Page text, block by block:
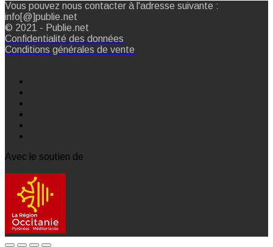
Vous pouvez nous contacter à l'adresse suivante :
info[@]publie.net
© 2021 - Publie.net
Confidentialité des données
Conditions générales de vente
Avec le soutien de